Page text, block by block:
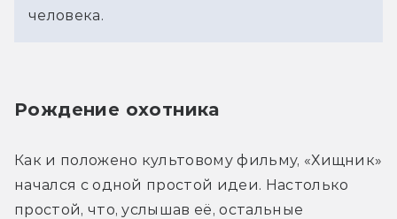
человека.
Рождение охотника
Как и положено культовому фильму, «Хищник»
начался с одной простой идеи. Настолько
простой, что, услышав её, остальные